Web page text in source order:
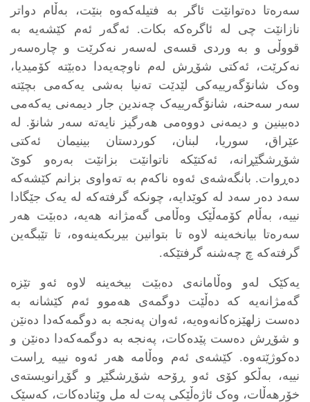
سەرەتا دەتوانێت ئاگر بە فتیلەکەوە بنێت، بەڵام دواتر
نازانێت چی لە ئاگرەکە بکات. ئەگەر ئەم کێشەیە بە
قووڵی و بە وردی قسەی لەسەر نەکرێت و چارەسەر
نەکرێت، ئەکتی شۆڕش لەم ناوچەیەدا دەبێتە کۆمیدیا،
وەک شانۆگەرییەکی لێدێت تەنیا بەشی یەکەمی بچێتە
سەر سەحنە، شانۆگەرییەک چەندین جار دیمەنی یەکەمی
دەبینین و دیمەنی دووەمی هەرگیز نایەتە سەر شانۆ. لە
عێراق، سوریا، لبنان، کوردستان بینیمان ئەکتی
شۆڕشگێڕانە، ئەکتێکە ناتوانێت بزانێت بەرەو کوێ
دەڕوات. بانگەشەی ئەوە ناکەم بە تەواوی بزانم کێشەکە
سەد دەر سەد لە کوێدایە، چونکە گرفتەکە لە یەک جێگادا
نییە، بەڵام کۆمەڵێک وەڵامی گەمژانە هەیە، دەبێت هەر
سەرەتا بیانخەینە لاوە تا بتوانین بیربکەینەوە، تا تێبگەین
گرفتەکە چ چەشنە گرفتێکە.
یەکێک لەو وەڵامانەی دەبێت بیخەینە لاوە ئەو تێزە
گەمژانەیە کە دەڵێت دوگمەی هەموو ئەم کێشانە بە
دەست زلهێزەکانەوەیە، ئەوان پەنجە بە دوگمەکەدا دەنێن
و شۆڕش دەست پێدەکات، پەنجە بە دوگمەکەدا دەنێن و
دەکوژێتەوە. کێشەی ئەم وەڵامە هەر ئەوە نییە ڕاست
نییە، بەڵکو کۆی ئەو ڕۆحە شۆڕشگێڕ و گۆڕانویستەی
خۆرهەڵات، وەک ئاژەڵێکی پەت لە مل وێنادەکات، کەسێک